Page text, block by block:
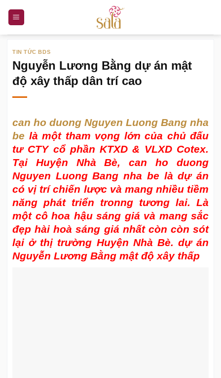
nội
TIN TỨC BDS
Nguyễn Lương Bằng dự án mật
độ xây thấp dân trí cao
can ho duong Nguyen Luong Bang nha
be là một tham vọng lớn của chủ đấu
tư CTY cổ phần KTXD & VLXD Cotex.
Tại Huyện Nhà Bè,can ho duong
Nguyen Luong Bang nha be là dự án
có vị trí chiến lược và mang nhiều tiềm
năng phát triển tronng tương lai. Là
một cô hoa hậu sáng giá và mang sắc
đẹp hài hoà sáng giá nhất còn còn sót
lại ở thị trường Huyện Nhà Bè. dự án
Nguyễn Lương Bằng mật độ xây thấp